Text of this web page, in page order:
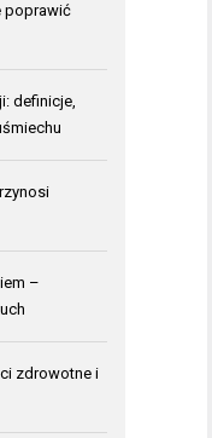
poprawić
definicje,
–
zdrowotne i